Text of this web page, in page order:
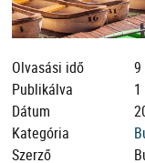
Olvasási idő
9
Publikálva
Dátum
Kategória
Szerző